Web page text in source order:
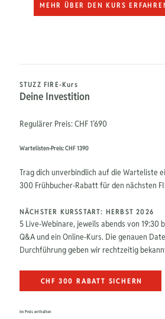
MEHR ÜBER DEN KURS
STUZZ FIRE-Kurs
Deine Investition
Regulärer Preis: CHF 1’690
Wartelisten-Preis: CHF 1390
Trag dich unverbindlich auf die Warteliste
300 Frühbucher-Rabatt für den nächsten
NÄCHSTER KURSSTART: HERBST 2026
5 Live-Webinare, jeweils abends von 19:30
Q&A und ein Online-Kurs. Die genauen
Durchführung geben wir rechtzeitig
CHF 300 RABATT SICHERN
Im Preis enthalten